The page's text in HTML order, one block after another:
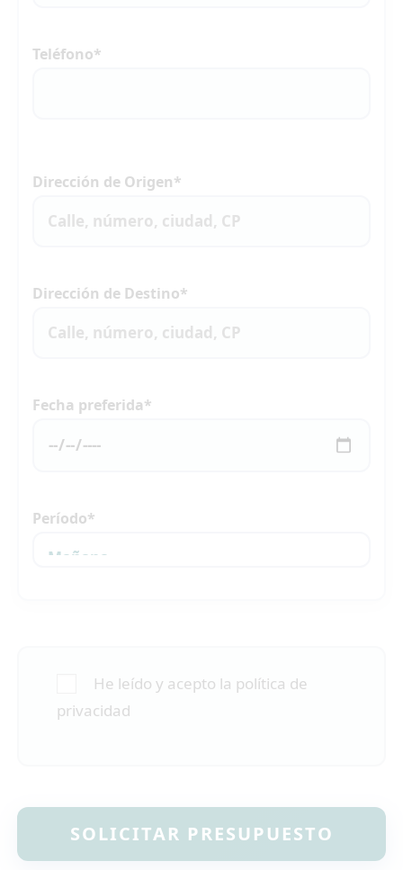
Teléfono*
Dirección de Origen*
Dirección de Destino*
Fecha preferida*
Período*
He leído y acepto la política de
privacidad